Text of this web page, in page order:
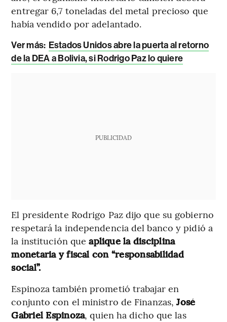
entregar 6,7 toneladas del metal precioso que
había vendido por adelantado.
Ver más: Estados Unidos abre la puerta al retorno
de la DEA a Bolivia, si Rodrigo Paz lo quiere
PUBLICIDAD
El presidente Rodrigo Paz dijo que su gobierno
respetará la independencia del banco y pidió a
la institución queaplique la disciplina
monetaria y fiscal con “responsabilidad
social”.
Espinoza también prometió trabajar en
conjunto con el ministro de Finanzas, José
Gabriel Espinoza, quien ha dicho que las